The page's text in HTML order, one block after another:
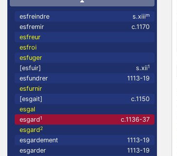
esfreindre s.xiiim
esfremir
c.1170
esfreur
esfroi
esfuger
[esfuir]
s.xii1
esfundrer
1113-19
esfurnir
[esgait]
c.1150
esgal
esgard1
c.1136-37
esgard2
esgardement
1113-19
esgarder
1113-19